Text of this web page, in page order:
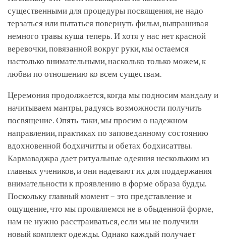
существенными для процедуры посвящения, не надо
терзаться или пытаться повернуть фильм, выпрашивая
немного травы куша теперь. И хотя у нас нет красной
веревочки, повязанной вокруг руки, мы остаемся
настолько внимательными, насколько только можем, к
любви по отношению ко всем существам.
Церемония продолжается, когда мы подносим мандалу и
начитываем мантры, радуясь возможности получить
посвящение. Опять-таки, мы просим о надежном
направлении, практиках по заповеданному состоянию
вдохновенной бодхичитты и обетах бодхисаттвы.
Кармаваджра дает ритуальные одеяния нескольким из
главных учеников, и они надевают их для поддержания
внимательности к проявлению в форме образа будды.
Поскольку главный момент – это представление и
ощущение, что мы проявляемся не в обыденной форме,
нам не нужно расстраиваться, если мы не получили
новый комплект одежды. Однако каждый получает